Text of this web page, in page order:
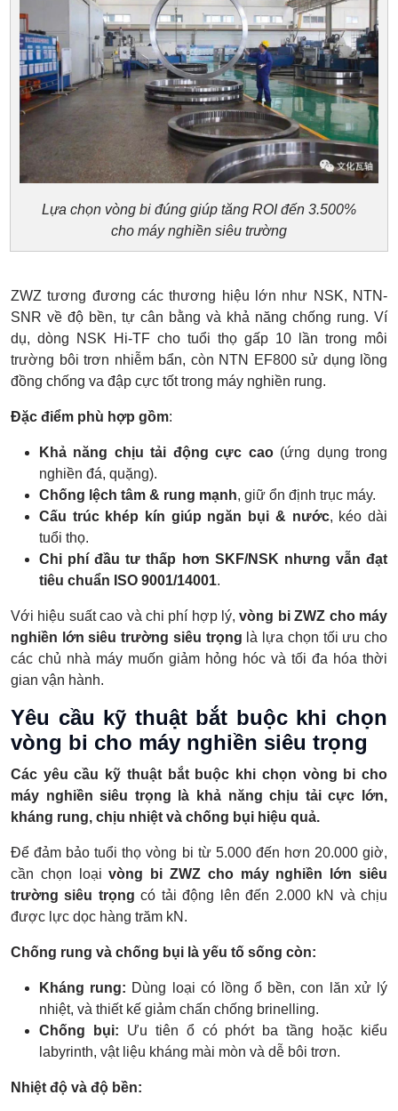
Lựa chọn vòng bi đúng giúp tăng ROI đến 3.500%
cho máy nghiền siêu trường
ZWZ tương đương các thương hiệu lớn như NSK, NTN-
SNR về độ bền, tự cân bằng và khả năng chống rung. Ví
dụ, dòng NSK Hi-TF cho tuổi thọ gấp 10 lần trong môi
trường bôi trơn nhiễm bẩn, còn NTN EF800 sử dụng lồng
đồng chống va đập cực tốt trong máy nghiền rung.
Đặc điểm phù hợp gồm:
Khả năng chịu tải động cực cao(ứng dụng trong
nghiền đá, quặng).
Chống lệch tâm & rung mạnh, giữ ổn định trục máy.
Cấu trúc khép kín giúp ngăn bụi & nước, kéo dài
tuổi thọ.
Chi phí đầu tư thấp hơn SKF/NSK nhưng vẫn đạt
tiêu chuẩn ISO 9001/14001.
Với hiệu suất cao và chi phí hợp lý,vòng bi ZWZ cho máy
nghiền lớn siêu trường siêu trọng là lựa chọn tối ưu cho
các chủ nhà máy muốn giảm hỏng hóc và tối đa hóa thời
gian vận hành.
Yêu cầu kỹ thuật bắt buộc khi chọn
vòng bi cho máy nghiền siêu trọng
Các yêu cầu kỹ thuật bắt buộc khi chọn vòng bi cho
máy nghiền siêu trọng là khả năng chịu tải cực lớn,
kháng rung, chịu nhiệt và chống bụi hiệu quả.
Để đảm bảo tuổi thọ vòng bi từ 5.000 đến hơn 20.000 giờ,
cần chọn loạivòng bi ZWZ cho máy nghiền lớn siêu
trường siêu trọng có tải động lên đến 2.000 kN và chịu
được lực dọc hàng trăm kN.
Chống rung và chống bụi là yếu tố sống còn:
Kháng rung: Dùng loại có lồng ổ bền, con lăn xử lý
nhiệt, và thiết kế giảm chấn chống brinelling.
Chống bụi: Ưu tiên ổ có phớt ba tầng hoặc kiểu
labyrinth, vật liệu kháng mài mòn và dễ bôi trơn.
Nhiệt độ và độ bền: